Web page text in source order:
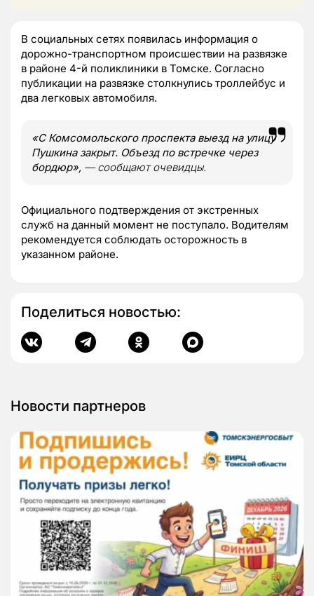
В социальных сетях появилась информация о
дорожно-транспортном происшествии на развязке
в районе 4-й поликлиники в Томске. Согласно
публикации на развязке столкнулись троллейбус и
два легковых автомобиля.
«С Комсомольского проспекта выезд на улицу
Пушкина закрыт. Объезд по встречке через
бордюр», — сообщают очевидцы.
Официального подтверждения от экстренных
служб на данный момент не поступало. Водителям
рекомендуется соблюдать осторожность в
указанном районе.
Поделиться новостью:
Новости партнеров